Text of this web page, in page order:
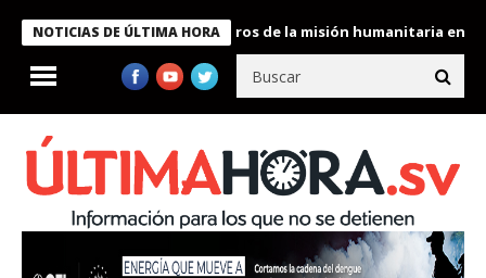
NOTICIAS DE ÚLTIMA HORA
Bukele condecora a miembros de la misión humanitaria enviada